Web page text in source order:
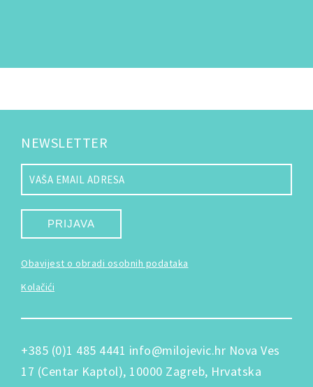
NEWSLETTER
PRIJAVA
Obavijest o obradi osobnih podataka
Kolačići
+385 (0)1 485 4441 info@milojevic.hr Nova Ves
17 (Centar Kaptol), 10000 Zagreb, Hrvatska